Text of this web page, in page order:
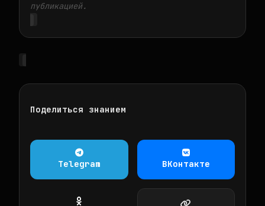
публикацией.
Поделиться знанием
Telegram ВКонтакте